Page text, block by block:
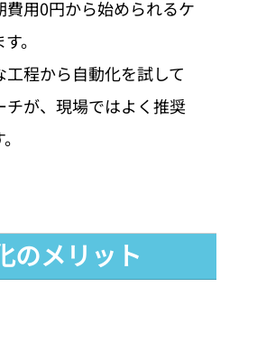
費用0円から始められるケ
。
工程から自動化を試して
チが、現場ではよく推奨
のメリット